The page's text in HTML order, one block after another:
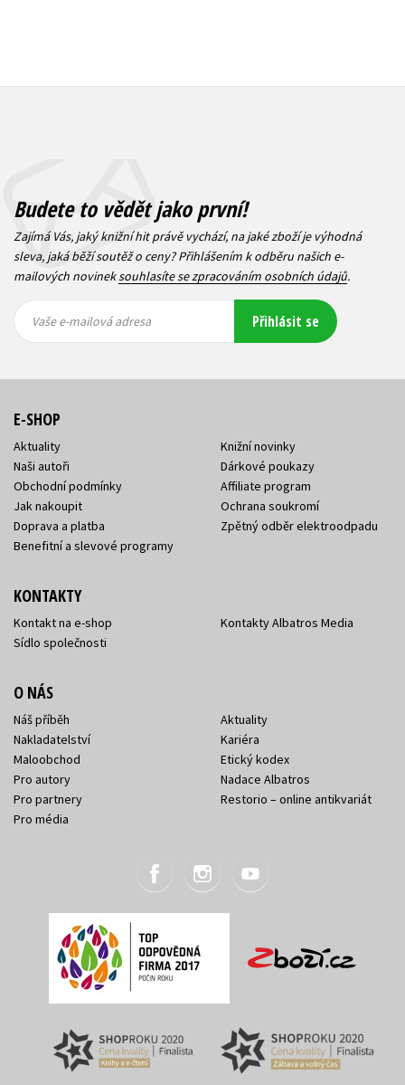
Budete to vědět jako první!
Zajímá Vás, jaký knižní hit právě vychází, na jaké zboží je výhodná
sleva, jaká běží soutěž o ceny? Přihlášením k odběru našich e-
mailových novineksouhlasíte se zpracováním osobních údajů.
mailová
mailová
Vaše e-mailová adresa Přihlásit se
E-SHOP
Aktuality
Naši autoři
Obchodní podmínky
Jak nakoupit
Doprava a platba
Benefitní a slevové programy
Knižní novinky
Dárkové poukazy
Affiliate program
Ochrana soukromí
Zpětný odběr elektroodpadu
KONTAKTY
Kontakt na e-shop
Sídlo společnosti
Kontakty Albatros Media
O NÁS
Náš příběh
Nakladatelství
Maloobchod
Pro autory
Pro partnery
Pro média
Aktuality
Kariéra
Etický kodex
Nadace Albatros
Restorio – online antikvariát